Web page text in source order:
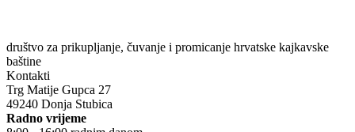
društvo za prikupljanje, čuvanje i promicanje hrvatske kajkavske
baštine
Kontakti
Trg Matije Gupca 27
49240 Donja Stubica
Radno vrijeme